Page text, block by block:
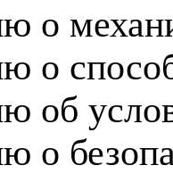
о
о
об
о